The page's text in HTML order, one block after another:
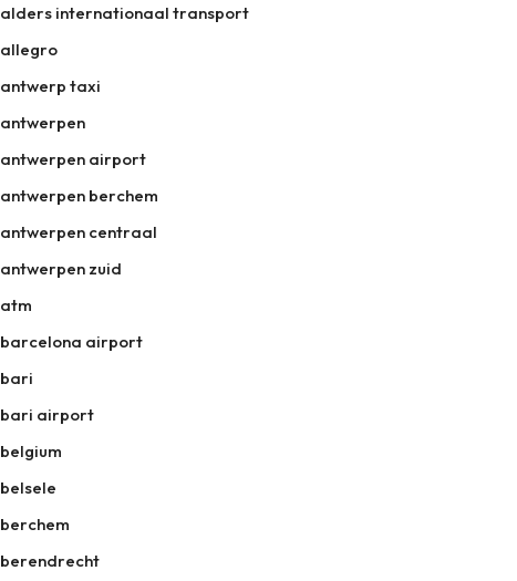
alders internationaal transport
allegro
antwerp taxi
antwerpen
antwerpen airport
antwerpen berchem
antwerpen centraal
antwerpen zuid
atm
barcelona airport
bari
bari airport
belgium
belsele
berchem
berendrecht